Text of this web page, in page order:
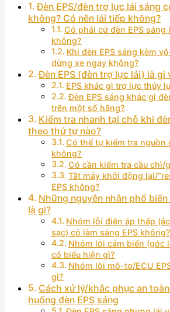
Đèn EPS/đèn trợ lực lái sáng
không? Có nên lái tiếp không?
Có phải cứ đèn EPS
không?
Khi đèn EPS sáng kèm
dừng xe ngay không?
Đèn EPS (đèn trợ lực lái) là gì
EPS khác gì trợ lực thủy
Đèn EPS sáng khác gì
trên một số hãng?
Kiểm tra nhanh tại chỗ khi
theo thứ tự nào?
Có thể tự kiểm tra nguồn
không?
Có cần kiểm tra cầu chì/
Tắt máy khởi động lại/
EPS không?
Những nguyên nhân phổ biến
là gì?
Nhóm lỗi điện áp thấp
sạc) có làm sáng EPS không?
Nhóm lỗi cảm biến (góc
có biểu hiện gì?
Nhóm lỗi mô-tơ/ECU
gì?
Cách xử lý/khắc phục an
huống đèn EPS sáng